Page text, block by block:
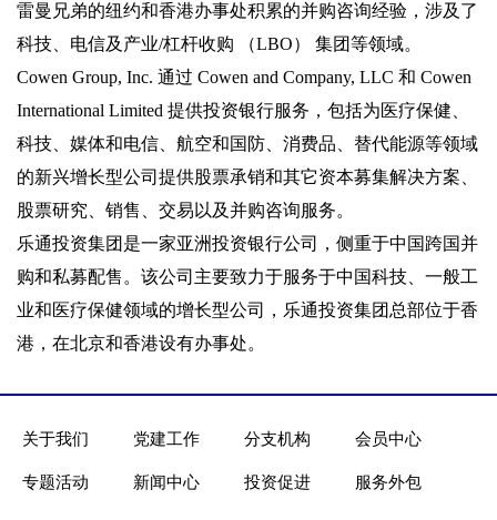
雷曼兄弟的纽约和香港办事处积累的并购咨询经验，涉及了
科技、电信及产业/杠杆收购 （LBO） 集团等领域。
Cowen Group, Inc. 通过 Cowen and Company, LLC 和 Cowen
International Limited 提供投资银行服务，包括为医疗保健、
科技、媒体和电信、航空和国防、消费品、替代能源等领域
的新兴增长型公司提供股票承销和其它资本募集解决方案、
股票研究、销售、交易以及并购咨询服务。
乐通投资集团是一家亚洲投资银行公司，侧重于中国跨国并
购和私募配售。该公司主要致力于服务于中国科技、一般工
业和医疗保健领域的增长型公司，乐通投资集团总部位于香
港，在北京和香港设有办事处。
关于我们 党建工作 分支机构 会员中心
专题活动 新闻中心 投资促进 服务外包